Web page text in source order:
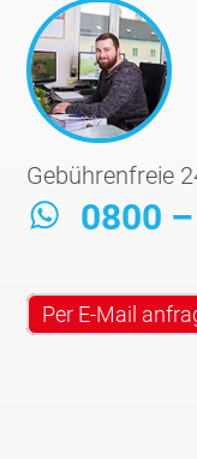
Gebührenfreie
0800
Per E-Mail